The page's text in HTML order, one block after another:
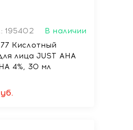
195402
В наличии
Кислотный
лица JUST AHA
4%, 30 мл